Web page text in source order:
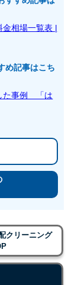
金相場一覧表 |
め記事はこち
た事例 「は
クリーニング